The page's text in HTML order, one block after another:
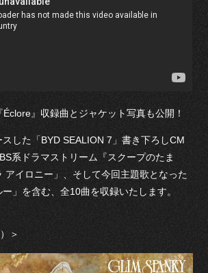
Éclore』収録曲とジャケット写真も公開！
した「BYD SEALION 7」書き下ろしCM
系ドラマストリーム『スクープのたま
アイロニー」、そして今回主題歌となった
ー」を含む、全10曲を収録いたします。
＞